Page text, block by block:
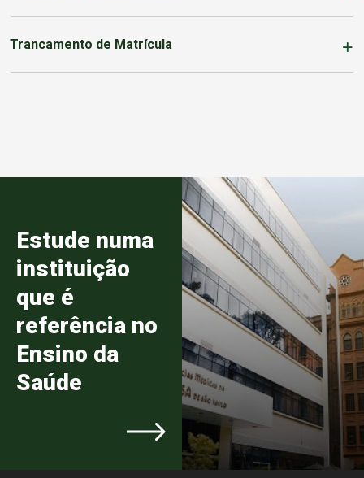
Trancamento de Matrícula
Estude numa
instituição
que é
referência no
Ensino da
Saúde